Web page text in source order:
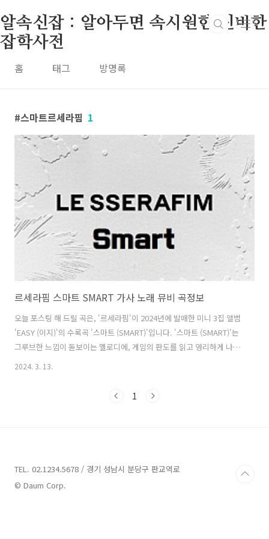
알속신잡 : 알아두면 속시원한 신비한
잡학사전
홈 태그 방명록
스마트르세라핌 1
르세라핌 스마트 SMART 가사 노래 뮤비 곡정보
오늘 포스팅 해 드릴 곡은, '르세라핌'이 2024년에 발매한 미니 3집 앨범
'EASY (이지)'의 수록곡 '스마트 (SMART)'입니다. '스마트 (SMART)'는
그루브한 느낌이 돋보이는 멜로디에, 게임의 판도를 읽고 영리하게 나아
가는 태도를 담은 가사가 매력적인 곡입니다. 하나를 보고도 열을 간파하
표를 담았습니다. 스마트 (SMART) - 르세라핌 가사 I’m a smarter
2024. 3. 13.
1
TEL. 02.1234.5678 / 경기 성남시 분당구 판교역로
© Daum Corp.